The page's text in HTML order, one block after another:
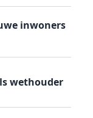
inwoners
wethouder